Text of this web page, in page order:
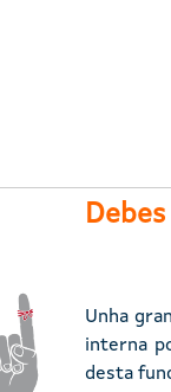
Unha
interna
desta